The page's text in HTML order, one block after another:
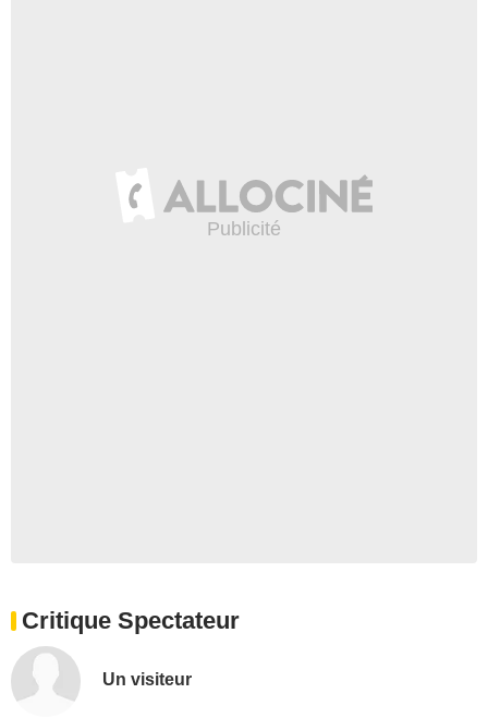
Critique Spectateur
Un visiteur